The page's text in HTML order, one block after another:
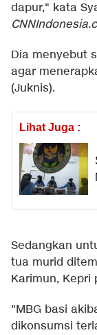
dapur," kata
Dia menyebut
agar
(Juknis).
Lihat Juga :
Sedangkan
tua murid
Karimun, Kepri
"MBG basi
dikonsumsi